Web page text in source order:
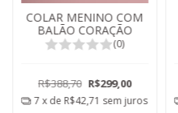
COLAR MENINO COM
BALÃO CORAÇÃO
(0)
R$388,70 R$299,00
7 x de R$42,71 sem juros